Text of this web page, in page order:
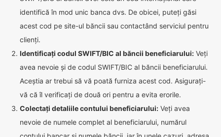
identifică în mod unic banca dvs. De obicei, puteți găsi
acest cod pe site-ul băncii sau contactând serviciul pentru
clienți.
Identificați codul SWIFT/BIC al băncii beneficiarului: Veți
avea nevoie și de codul SWIFT/BIC al băncii beneficiarului.
Aceștia ar trebui să vă poată furniza acest cod. Asigurați-
vă că îl verificați de două ori pentru a evita erorile.
Colectați detaliile contului beneficiarului: Veți avea
nevoie de numele complet al beneficiarului, numărul